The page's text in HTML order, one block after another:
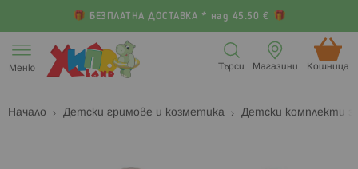
БЕЗПЛАТНА ДОСТАВКА * над 45.50 €
към
съдържанието
Меню Кошница (
Магазини
Търси
Начало Детски гримове и козметика Детски комплекти